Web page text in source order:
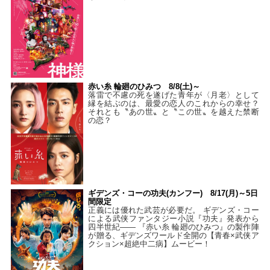
赤い糸 輪廻のひみつ 8/8(土)～
落雷で不慮の死を遂げた青年が〈月老〉として
縁を結ぶのは、最愛の恋人のこれからの幸せ？
それとも〝あの世〟と〝この世〟を越えた禁断
の恋？
ギデンズ・コーの功夫(カンフー) 8/17(月)～5日
間限定
正義には優れた武芸が必要だ。 ギデンズ・コー
による武侠ファンタジー小説『功夫』発表から
四半世紀―― 『赤い糸 輪廻のひみつ』の製作陣
が贈る、ギデンズワールド全開の【青春×武侠ア
クション×超絶中二病】ムービー！